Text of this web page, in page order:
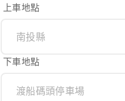
上車地點
下車地點